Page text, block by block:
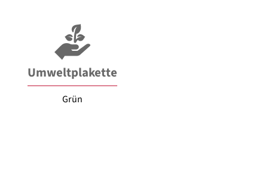
Umweltplakette
Grün